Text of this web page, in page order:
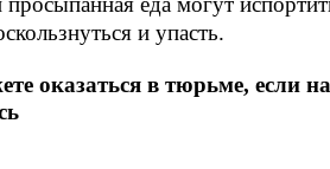
и упасть.
оказаться в тюрьме, если